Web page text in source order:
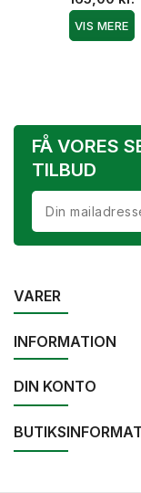
VIS MERE
FÅ VORES
TILBUD
VARER
INFORMATION
DIN KONTO